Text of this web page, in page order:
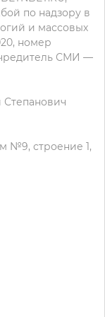
по надзору в
и массовых
номер
СМИ —
№9, строение 1,